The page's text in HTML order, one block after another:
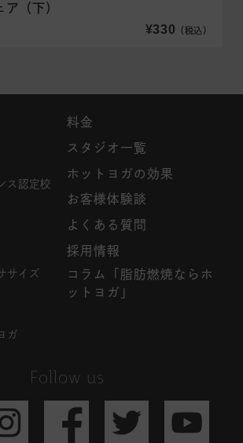
（下）
¥330
（税込）
Follow us
ス認定校
サイズ
ガ
料金
スタジオ一覧
ホットヨガの効果
お客様体験談
よくある質問
採用情報
コラム「脂肪燃焼ならホ
ットヨガ」